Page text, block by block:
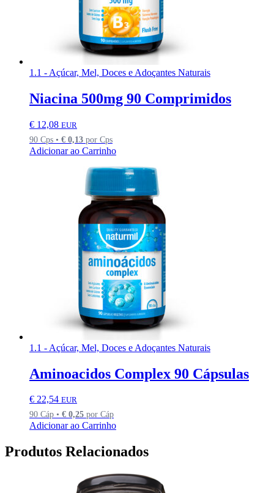
1.1 - Açúcar, Mel, Doces e Adoçantes Naturais
Niacina 500mg 90 Comprimidos
€ 12,08 EUR
90 Cps • € 0,13 por Cps
Adicionar ao Carrinho
1.1 - Açúcar, Mel, Doces e Adoçantes Naturais
Aminoacidos Complex 90 Cápsulas
€ 22,54 EUR
90 Cáp • € 0,25 por Cáp
Adicionar ao Carrinho
Produtos Relacionados